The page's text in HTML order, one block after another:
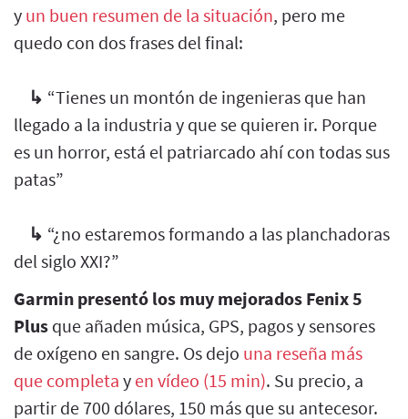
y un buen resumen de la situación, pero me
quedo con dos frases del final:
↳ “Tienes un montón de ingenieras que han
llegado a la industria y que se quieren ir. Porque
es un horror, está el patriarcado ahí con todas sus
patas”
↳ “¿no estaremos formando a las planchadoras
del siglo XXI?”
Garmin presentó los muy mejorados Fenix 5
Plus que añaden música, GPS, pagos y sensores
de oxígeno en sangre. Os dejo una reseña más
que completa y en vídeo (15 min). Su precio, a
partir de 700 dólares, 150 más que su antecesor.